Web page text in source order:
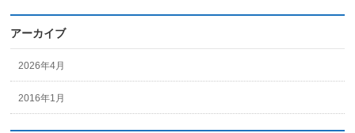
アーカイブ
2026年4月
2016年1月